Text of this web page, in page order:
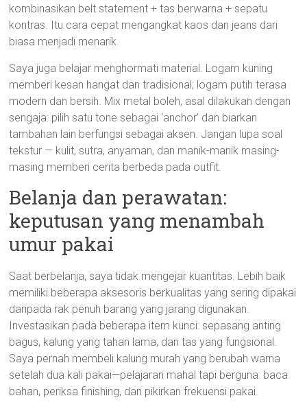
kombinasikan belt statement + tas berwarna + sepatu
kontras. Itu cara cepat mengangkat kaos dan jeans dari
biasa menjadi menarik.
Saya juga belajar menghormati material. Logam kuning
memberi kesan hangat dan tradisional; logam putih terasa
modern dan bersih. Mix metal boleh, asal dilakukan dengan
sengaja: pilih satu tone sebagai ‘anchor’ dan biarkan
tambahan lain berfungsi sebagai aksen. Jangan lupa soal
tekstur — kulit, sutra, anyaman, dan manik-manik masing-
masing memberi cerita berbeda pada outfit.
Belanja dan perawatan:
keputusan yang menambah
umur pakai
Saat berbelanja, saya tidak mengejar kuantitas. Lebih baik
memiliki beberapa aksesoris berkualitas yang sering dipakai
daripada rak penuh barang yang jarang digunakan.
Investasikan pada beberapa item kunci: sepasang anting
bagus, kalung yang tahan lama, dan tas yang fungsional.
Saya pernah membeli kalung murah yang berubah warna
setelah dua kali pakai—pelajaran mahal tapi berguna: baca
bahan, periksa finishing, dan pikirkan frekuensi pakai.